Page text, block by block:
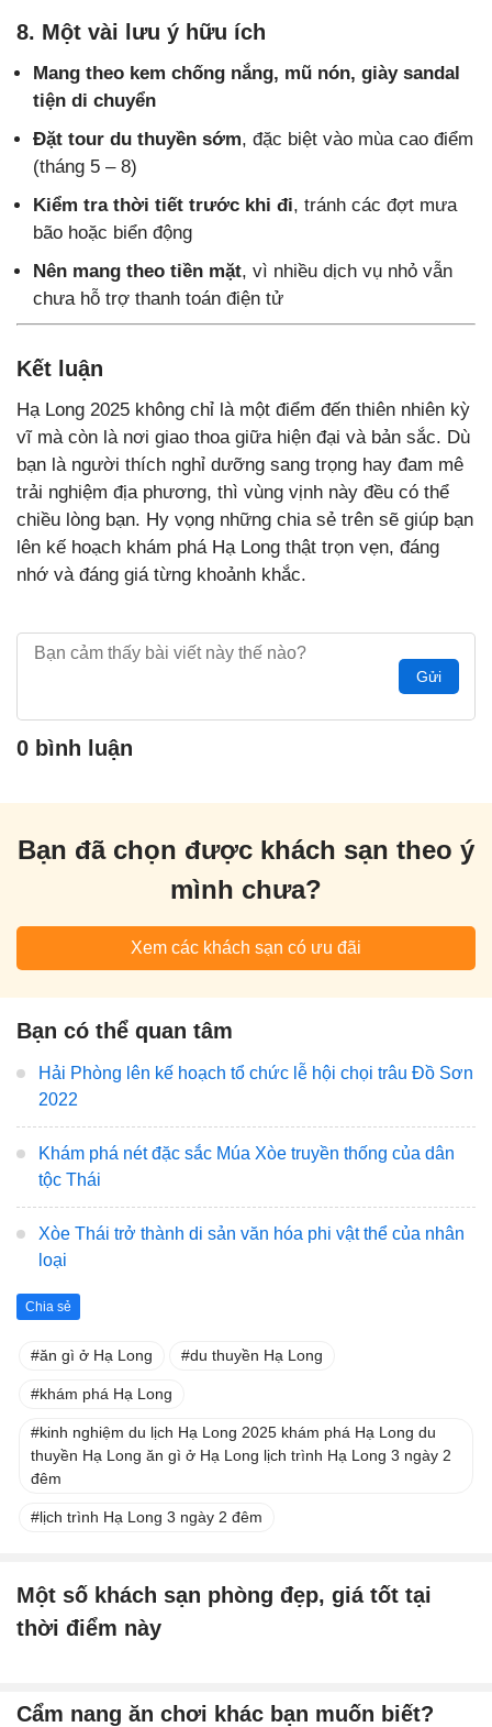
8. Một vài lưu ý hữu ích
Mang theo kem chống nắng, mũ nón, giày sandal
tiện di chuyển
Đặt tour du thuyền sớm, đặc biệt vào mùa cao điểm
(tháng 5 – 8)
Kiểm tra thời tiết trước khi đi, tránh các đợt mưa
bão hoặc biển động
Nên mang theo tiền mặt, vì nhiều dịch vụ nhỏ vẫn
chưa hỗ trợ thanh toán điện tử
Kết luận
Hạ Long 2025 không chỉ là một điểm đến thiên nhiên kỳ
vĩ mà còn là nơi giao thoa giữa hiện đại và bản sắc. Dù
bạn là người thích nghỉ dưỡng sang trọng hay đam mê
trải nghiệm địa phương, thì vùng vịnh này đều có thể
chiều lòng bạn. Hy vọng những chia sẻ trên sẽ giúp bạn
lên kế hoạch khám phá Hạ Long thật trọn vẹn, đáng
nhớ và đáng giá từng khoảnh khắc.
Gửi
0 bình luận
Bạn đã chọn được khách sạn theo ý
mình chưa?
Xem các khách sạn có ưu đãi
Bạn có thể quan tâm
Hải Phòng lên kế hoạch tổ chức lễ hội chọi trâu Đồ Sơn
2022
Khám phá nét đặc sắc Múa Xòe truyền thống của dân
tộc Thái
Xòe Thái trở thành di sản văn hóa phi vật thể của nhân
loại
Chia sẻ
ăn gì ở Hạ Long du thuyền Hạ Long
khám phá Hạ Long
kinh nghiệm du lịch Hạ Long 2025 khám phá Hạ Long du
thuyền Hạ Long ăn gì ở Hạ Long lịch trình Hạ Long 3 ngày 2
đêm
lịch trình Hạ Long 3 ngày 2 đêm
Một số khách sạn phòng đẹp, giá tốt tại
thời điểm này
Cẩm nang ăn chơi khác bạn muốn biết?